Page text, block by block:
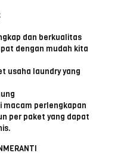
dan berkualitas
dengan mudah kita
usaha laundry yang
macam perlengkapan
per paket yang dapat